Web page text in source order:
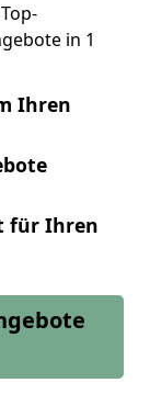
in 1
Ihren
für Ihren